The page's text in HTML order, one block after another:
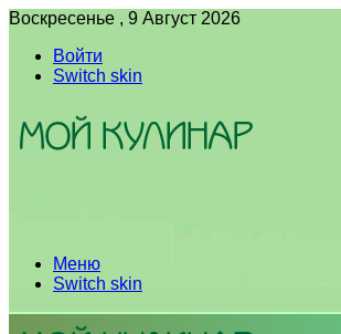
Воскресенье , 9 Август 2026
Войти
Switch skin
Меню
Switch skin